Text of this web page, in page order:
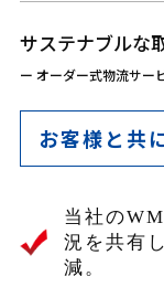
サステナブルな
ー オーダー式物流サー
お客様と共
当社の
況を共有
減。